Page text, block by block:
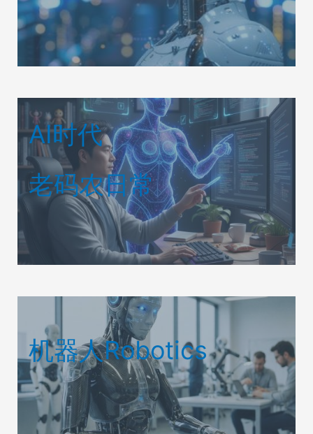
AI时代
老码农日常
机器人Robotics